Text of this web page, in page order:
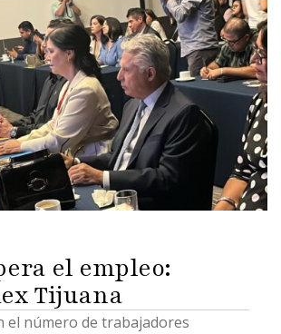
el empleo:
Tijuana
el número de trabajadores